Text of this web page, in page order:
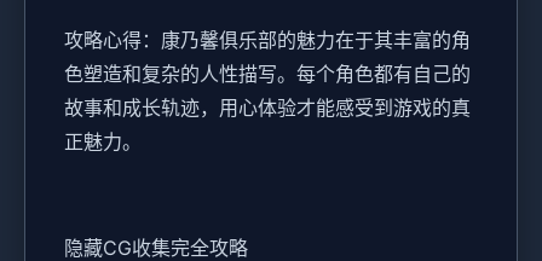
攻略心得：康乃馨俱乐部的魅力在于其丰富的角
色塑造和复杂的人性描写。每个角色都有自己的
故事和成长轨迹，用心体验才能感受到游戏的真
正魅力。
隐藏CG收集完全攻略